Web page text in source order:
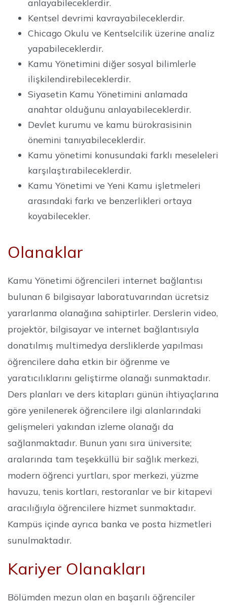
anlayabileceklerdir.
Kentsel devrimi kavrayabileceklerdir.
Chicago Okulu ve Kentselcilik üzerine analiz
yapabileceklerdir.
Kamu Yönetimini diğer sosyal bilimlerle
ilişkilendirebileceklerdir.
Siyasetin Kamu Yönetimini anlamada
anahtar olduğunu anlayabileceklerdir.
Devlet kurumu ve kamu bürokrasisinin
önemini tanıyabileceklerdir.
Kamu yönetimi konusundaki farklı meseleleri
karşılaştırabileceklerdir.
Kamu Yönetimi ve Yeni Kamu işletmeleri
arasındaki farkı ve benzerlikleri ortaya
koyabilecekler.
Olanaklar
Kamu Yönetimi öğrencileri internet bağlantısı
bulunan 6 bilgisayar laboratuvarından ücretsiz
yararlanma olanağına sahiptirler. Derslerin video,
projektör, bilgisayar ve internet bağlantısıyla
donatılmış multimedya dersliklerde yapılması
öğrencilere daha etkin bir öğrenme ve
yaratıcılıklarını geliştirme olanağı sunmaktadır.
Ders planları ve ders kitapları günün ihtiyaçlarına
göre yenilenerek öğrencilere ilgi alanlarındaki
gelişmeleri yakından izleme olanağı da
sağlanmaktadır. Bunun yanı sıra üniversite;
aralarında tam teşekküllü bir sağlık merkezi,
modern öğrenci yurtları, spor merkezi, yüzme
havuzu, tenis kortları, restoranlar ve bir kitapevi
aracılığıyla öğrencilere hizmet sunmaktadır.
Kampüs içinde ayrıca banka ve posta hizmetleri
sunulmaktadır.
Kariyer Olanakları
Bölümden mezun olan en başarılı öğrenciler